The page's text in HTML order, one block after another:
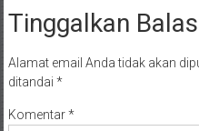
Tinggalkan
Alamat email Anda tidak akan
ditandai *
Komentar*